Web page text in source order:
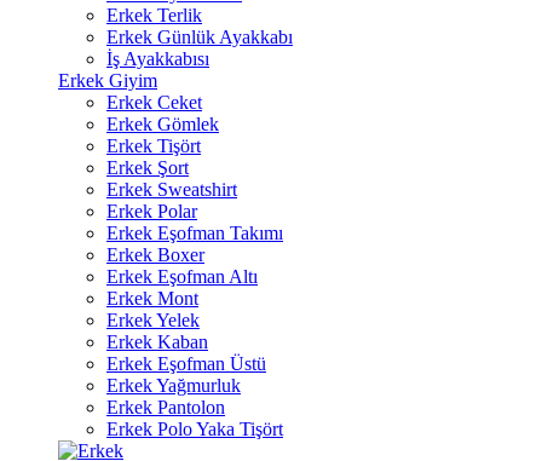
Erkek Terlik
Erkek Günlük Ayakkabı
İş Ayakkabısı
Erkek Giyim
Erkek Ceket
Erkek Gömlek
Erkek Tişört
Erkek Şort
Erkek Sweatshirt
Erkek Polar
Erkek Eşofman Takımı
Erkek Boxer
Erkek Eşofman Altı
Erkek Mont
Erkek Yelek
Erkek Kaban
Erkek Eşofman Üstü
Erkek Yağmurluk
Erkek Pantolon
Erkek Polo Yaka Tişört